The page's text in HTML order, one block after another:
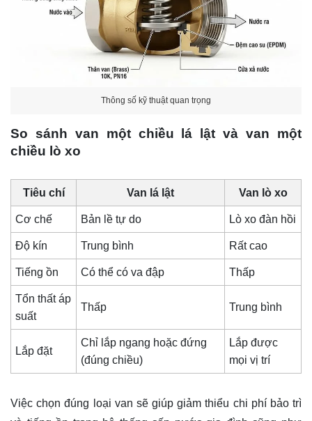
Thông số kỹ thuật quan trọng
So sánh van một chiều lá lật và van một
chiều lò xo
Tiêu chí Van lá lật Van lò xo
Cơ chế Bản lề tự do Lò xo đàn hồi
Độ kín Trung bình Rất cao
Tiếng ồn Có thể có va đập Thấp
Tổn thất áp
suất
Thấp Trung bình
Lắp đặt
Chỉ lắp ngang hoặc đứng
(đúng chiều)
Lắp được
mọi vị trí
Việc chọn đúng loại van sẽ giúp giảm thiểu chi phí bảo trì